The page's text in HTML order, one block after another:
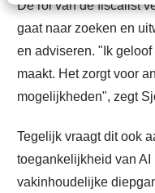
De rol van de fiscalist
gaat naar zoeken en
en adviseren. "Ik
maakt. Het zorgt voor
mogelijkheden", zegt
Tegelijk vraagt dit ook
toegankelijkheid van
vakinhoudelijke